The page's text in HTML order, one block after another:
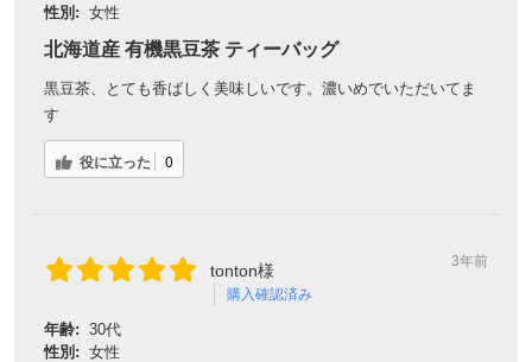
性別: 女性
北海道産 有機黒豆茶 ティーバッグ
黒豆茶、とても香ばしく美味しいです。濃いめでいただいてま
す
役に立った 0
tonton様
購入確認済み
3年前
年齢: 30代
性別: 女性